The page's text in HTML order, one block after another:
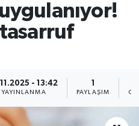
- 13:42
YAYINLANMA PAYLAŞIM